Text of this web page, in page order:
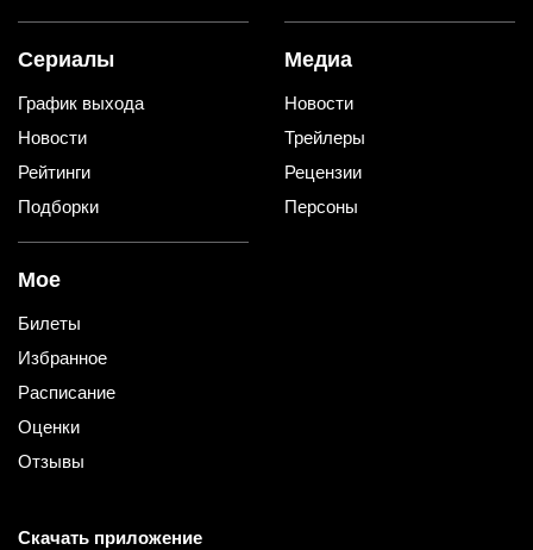
Сериалы
График выхода
Новости
Рейтинги
Подборки
Медиа
Новости
Трейлеры
Рецензии
Персоны
Мое
Билеты
Избранное
Расписание
Оценки
Отзывы
Скачать приложение